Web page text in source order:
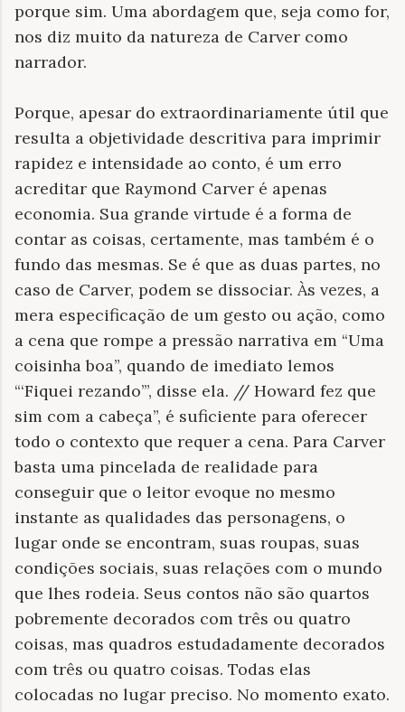
porque sim. Uma abordagem que, seja como for,
nos diz muito da natureza de Carver como
narrador.
Porque, apesar do extraordinariamente útil que
resulta a objetividade descritiva para imprimir
rapidez e intensidade ao conto, é um erro
acreditar que Raymond Carver é apenas
economia. Sua grande virtude é a forma de
contar as coisas, certamente, mas também é o
fundo das mesmas. Se é que as duas partes, no
caso de Carver, podem se dissociar. Às vezes, a
mera especificação de um gesto ou ação, como
a cena que rompe a pressão narrativa em “Uma
coisinha boa”, quando de imediato lemos
“‘Fiquei rezando’”, disse ela. // Howard fez que
sim com a cabeça”, é suficiente para oferecer
todo o contexto que requer a cena. Para Carver
basta uma pincelada de realidade para
conseguir que o leitor evoque no mesmo
instante as qualidades das personagens, o
lugar onde se encontram, suas roupas, suas
condições sociais, suas relações com o mundo
que lhes rodeia. Seus contos não são quartos
pobremente decorados com três ou quatro
coisas, mas quadros estudadamente decorados
com três ou quatro coisas. Todas elas
colocadas no lugar preciso. No momento exato.